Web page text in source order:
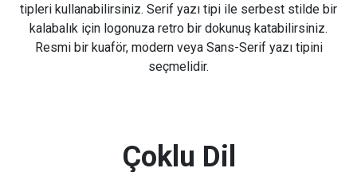
tipleri kullanabilirsiniz. Serif yazı tipi ile serbest stilde bir
kalabalık için logonuza retro bir dokunuş katabilirsiniz.
Resmi bir kuaför, modern veya Sans-Serif yazı tipini
seçmelidir.
Çoklu Dil